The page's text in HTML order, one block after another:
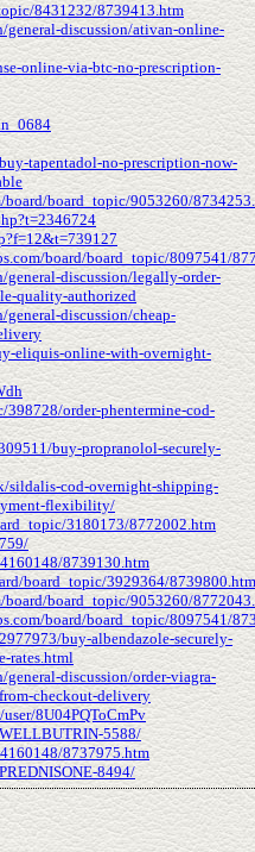
8431232/8739413.htm
general-discussion/ativan-online-
online-via-btc-no-prescription-
tapentadol-no-prescription-now-
board/board_topic/9053260/
board/board_topic/8097541/
general-discussion/legally-order-
quality-authorized
discussion/cheap-
eliquis-online-with-overnight-
order-phentermine-cod-
buy-propranolol-securely-
sildalis-cod-overnight-shipping-
flexibility/
3180173/8772002.htm
8739130.htm
board_topic/3929364/8739800.htm
board/board_topic/9053260/
board/board_topic/8097541/
buy-albendazole-securely-
rates.html
discussion/order-viagra-
checkout-delivery
8U04PQToCmPv
5588/
8737975.htm
8494/